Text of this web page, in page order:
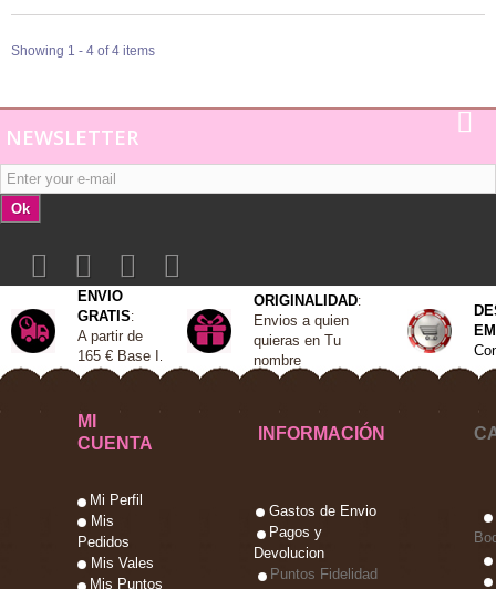
Showing 1 - 4 of 4 items
NEWSLETTER
Ok
ENVIO
GRATIS:
Apartir de
165 € Base I
ORIGINALIDAD:
Envios a quien
quieras en Tu
nombre
MI
CUENTA
INFORMACIÓN
Mi Perfil
Mis
Pedidos
Mis Vales
Mis Puntos
Gastos de Envio
Pagos y
Devolucion
Puntos Fidelidad